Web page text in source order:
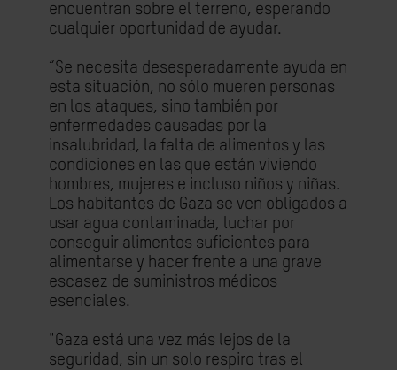
encuentran sobre el terreno, esperando
cualquier oportunidad de ayudar.
“Se necesita desesperadamente ayuda en
esta situación, no sólo mueren personas
en los ataques, sino también por
enfermedades causadas por la
insalubridad, la falta de alimentos y las
condiciones en las que están viviendo
hombres, mujeres e incluso niños y niñas.
Los habitantes de Gaza se ven obligados a
usar agua contaminada, luchar por
conseguir alimentos suficientes para
alimentarse y hacer frente a una grave
escasez de suministros médicos
esenciales.
"Gaza está una vez más lejos de la
seguridad, sin un solo respiro tras el